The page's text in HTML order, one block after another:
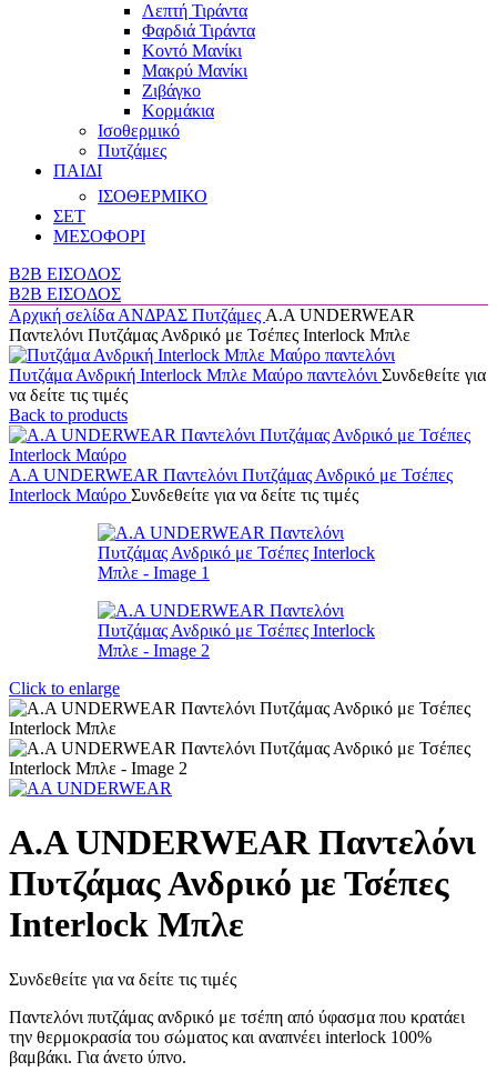
Λεπτή Τιράντα
Φαρδιά Τιράντα
Κοντό Μανίκι
Μακρύ Μανίκι
Ζιβάγκο
Κορμάκια
Ισοθερμικό
Πυτζάμες
ΠΑΙΔΙ
ΙΣΟΘΕΡΜΙΚΟ
ΣΕΤ
ΜΕΣΟΦΟΡΙ
B2B ΕΙΣΟΔΟΣ
B2B ΕΙΣΟΔΟΣ
Αρχική σελίδα ΑΝΔΡΑΣ Πυτζάμες A.A UNDERWEAR
Παντελόνι Πυτζάμας Ανδρικό με Τσέπες Interlock Μπλε
Πυτζάμα Ανδρική Interlock Μπλε Μαύρο παντελόνι Συνδεθείτε για
να δείτε τις τιμές
Back to products
A.A UNDERWEAR Παντελόνι Πυτζάμας Ανδρικό με Τσέπες
Interlock Μαύρο Συνδεθείτε για να δείτε τις τιμές
Click to enlarge
A.A UNDERWEAR Παντελόνι
Πυτζάμας Ανδρικό με Τσέπες
Interlock Μπλε
Συνδεθείτε για να δείτε τις τιμές
Παντελόνι πυτζάμας ανδρικό με τσέπη από ύφασμα που κρατάει
την θερμοκρασία του σώματος και αναπνέει interlock 100%
βαμβάκι. Για άνετο ύπνο.